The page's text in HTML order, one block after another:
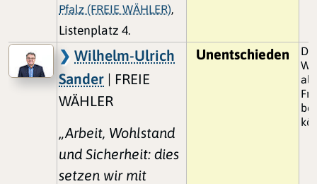
Pfalz (FREIE WÄHLER),
Listenplatz 4.
Wilhelm-Ulrich
Sander | FREIE
WÄHLER
„Arbeit, Wohlstand
und Sicherheit: dies
setzen wir mit
Unentschieden